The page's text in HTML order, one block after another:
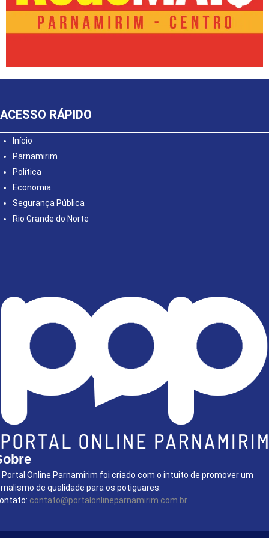
ACESSO RÁPIDO
Início
Parnamirim
Política
Economia
Segurança Pública
Rio Grande do Norte
Portal Online Parnamirim foi criado com o intuito de promover um
de qualidade para os potiguares.
contato@portalonlineparnamirim.com.br